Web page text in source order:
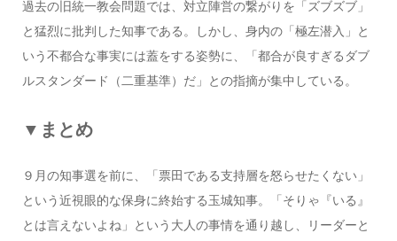
過去の旧統一教会問題では、対立陣営の繋がりを「ズブズブ」
と猛烈に批判した知事である。しかし、身内の「極左潜入」と
いう不都合な事実には蓋をする姿勢に、「都合が良すぎるダブ
ルスタンダード（二重基準）だ」との指摘が集中している。
▼まとめ
９月の知事選を前に、「票田である支持層を怒らせたくない」
という近視眼的な保身に終始する玉城知事。「そりゃ『いる』
とは言えないよね」という大人の事情を通り越し、リーダーと